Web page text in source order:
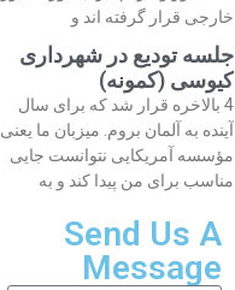
خارجی قرار گرفته اند و
جلسه تودیع در شهرداری
کیوسی (کمونه)
4 بالاخره قرار شد که برای سال
آینده به آلمان بروم. میزبان ما یعنی
مؤسسه آمریکایی نتوانست جایی
مناسب برای من پیدا کند و به
Send Us A
Message